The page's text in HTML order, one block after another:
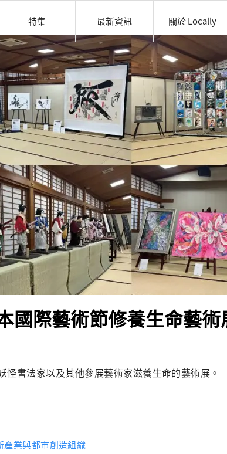
特集 最新資訊 關於 Locally
國際藝術節修養生命藝術
怪書法家以及其他參展藝術家滋養生命的藝術展。
產業與都市創造組織